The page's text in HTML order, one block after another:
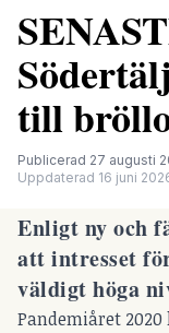
till
Publicerad 27 augusti
Uppdaterad 16 juni
Enligt ny och
att intresset
väldigt höga
Pandemiåret